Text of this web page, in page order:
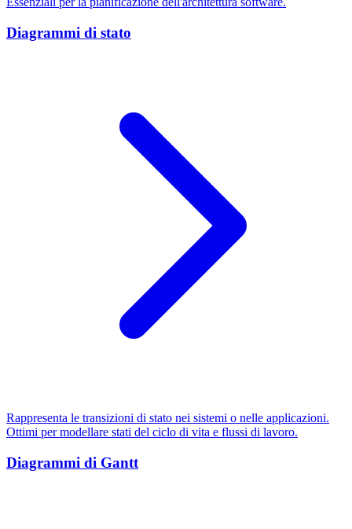
Diagrammi di stato
Rappresenta le transizioni di stato nei sistemi o nelle applicazioni.
Ottimi per modellare stati del ciclo di vita e flussi di lavoro.
Diagrammi di Gantt